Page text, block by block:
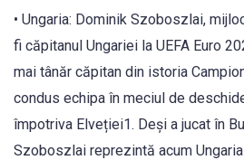
• Ungaria: Dominik Szoboszlai,
fi căpitanul Ungariei la UEFA Euro
mai tânăr căpitan din istoria
condus echipa în meciul de
împotriva Elveției1. Deși a jucat în
Szoboszlai reprezintă acum